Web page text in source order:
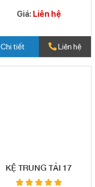
Giá: Liên hệ
Chi tiết Liên hệ
KỆ TRUNG TẢI 17